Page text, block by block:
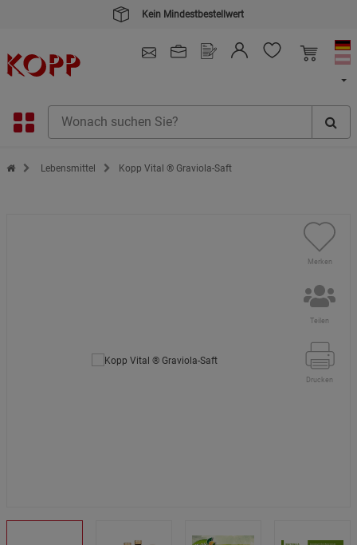
Kein Mindestbestellwert
Zur Startseite des Kopp Verlag Online-Shop
Lebensmittel Kopp Vital ® Graviola-Saft
Merken
Teilen
Drucken